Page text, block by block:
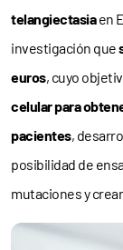
telangiectasiaen
investigación que
euros, cuyo
celular para
pacientes,
posibilidad de
mutaciones y